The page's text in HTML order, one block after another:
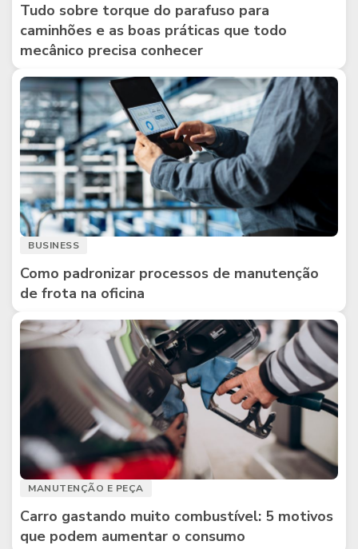
Tudo sobre torque do parafuso para
caminhões e as boas práticas que todo
mecânico precisa conhecer
BUSINESS
Como padronizar processos de manutenção
de frota na oficina
MANUTENÇÃO E PEÇA
Carro gastando muito combustível: 5 motivos
que podem aumentar o consumo